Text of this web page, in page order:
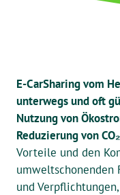
E-CarSharing vom
unterwegs und oft
Nutzung von
Reduzierung von
Vorteile und den
umweltschonenden
und